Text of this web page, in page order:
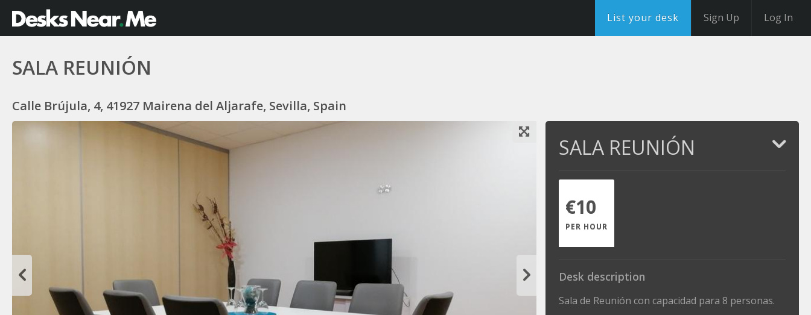
List your desk Sign Up Log In
SALA REUNIÓN
Calle Brújula, 4, 41927 Mairena del Aljarafe, Sevilla, Spain
SALA REUNIÓN
€10
PER HOUR
Desk description
Sala de Reunión con capacidad para 8 personas.